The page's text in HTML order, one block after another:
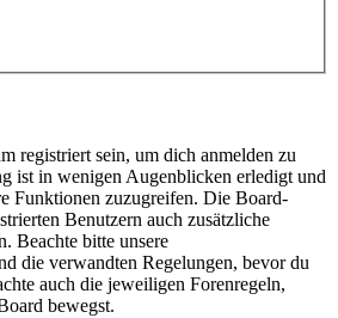
registriert sein, um dich anmelden zu
ist in wenigen Augenblicken erledigt und
Funktionen zuzugreifen. Die Board-
Benutzern auch zusätzliche
Beachte bitte unsere
die verwandten Regelungen, bevor du
auch die jeweiligen Forenregeln,
bewegst.